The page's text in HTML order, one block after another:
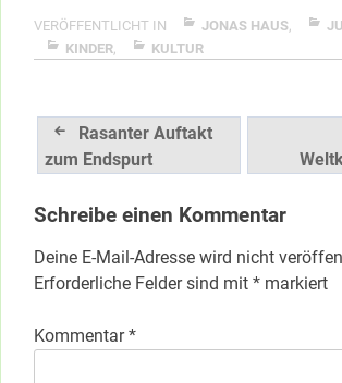
VERÖFFENTLICHT IN JONAS HAUS,
KINDER, KULTUR
Beitragsnavigation
Rasanter Auftakt
zum Endspurt
Schreibe einen Kommentar
Deine E-Mail-Adresse wird nicht
Erforderliche Felder sind mit * markiert
Kommentar*